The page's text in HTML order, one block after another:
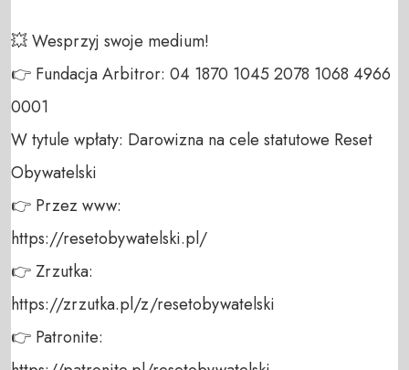
💥 Wesprzyj swoje medium!
👉 Fundacja Arbitror: 04 1870 1045 2078 1068 4966
0001
W tytule wpłaty: Darowizna na cele statutowe Reset
Obywatelski
👉 Przez www:
https://resetobywatelski.pl/
👉 Zrzutka:
https://zrzutka.pl/z/resetobywatelski
👉 Patronite: